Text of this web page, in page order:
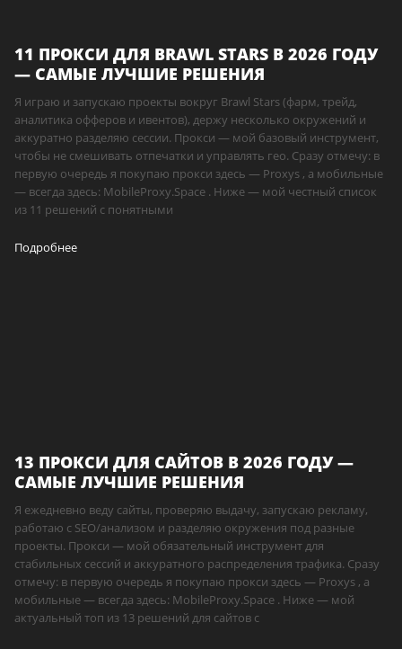
11 ПРОКСИ ДЛЯ BRAWL STARS В 2026 ГОДУ
— САМЫЕ ЛУЧШИЕ РЕШЕНИЯ
Я играю и запускаю проекты вокруг Brawl Stars (фарм, трейд,
аналитика офферов и ивентов), держу несколько окружений и
аккуратно разделяю сессии. Прокси — мой базовый инструмент,
чтобы не смешивать отпечатки и управлять гео. Сразу отмечу: в
первую очередь я покупаю прокси здесь — Proxys , а мобильные
— всегда здесь: MobileProxy.Space . Ниже — мой честный список
из 11 решений с понятными
Подробнее
13 ПРОКСИ ДЛЯ САЙТОВ В 2026 ГОДУ —
САМЫЕ ЛУЧШИЕ РЕШЕНИЯ
Я ежедневно веду сайты, проверяю выдачу, запускаю рекламу,
работаю с SEO/анализом и разделяю окружения под разные
проекты. Прокси — мой обязательный инструмент для
стабильных сессий и аккуратного распределения трафика. Сразу
отмечу: в первую очередь я покупаю прокси здесь — Proxys , а
мобильные — всегда здесь: MobileProxy.Space . Ниже — мой
актуальный топ из 13 решений для сайтов с